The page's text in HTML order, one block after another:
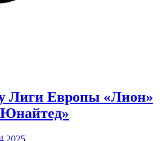
Лиги Европы «Лион»